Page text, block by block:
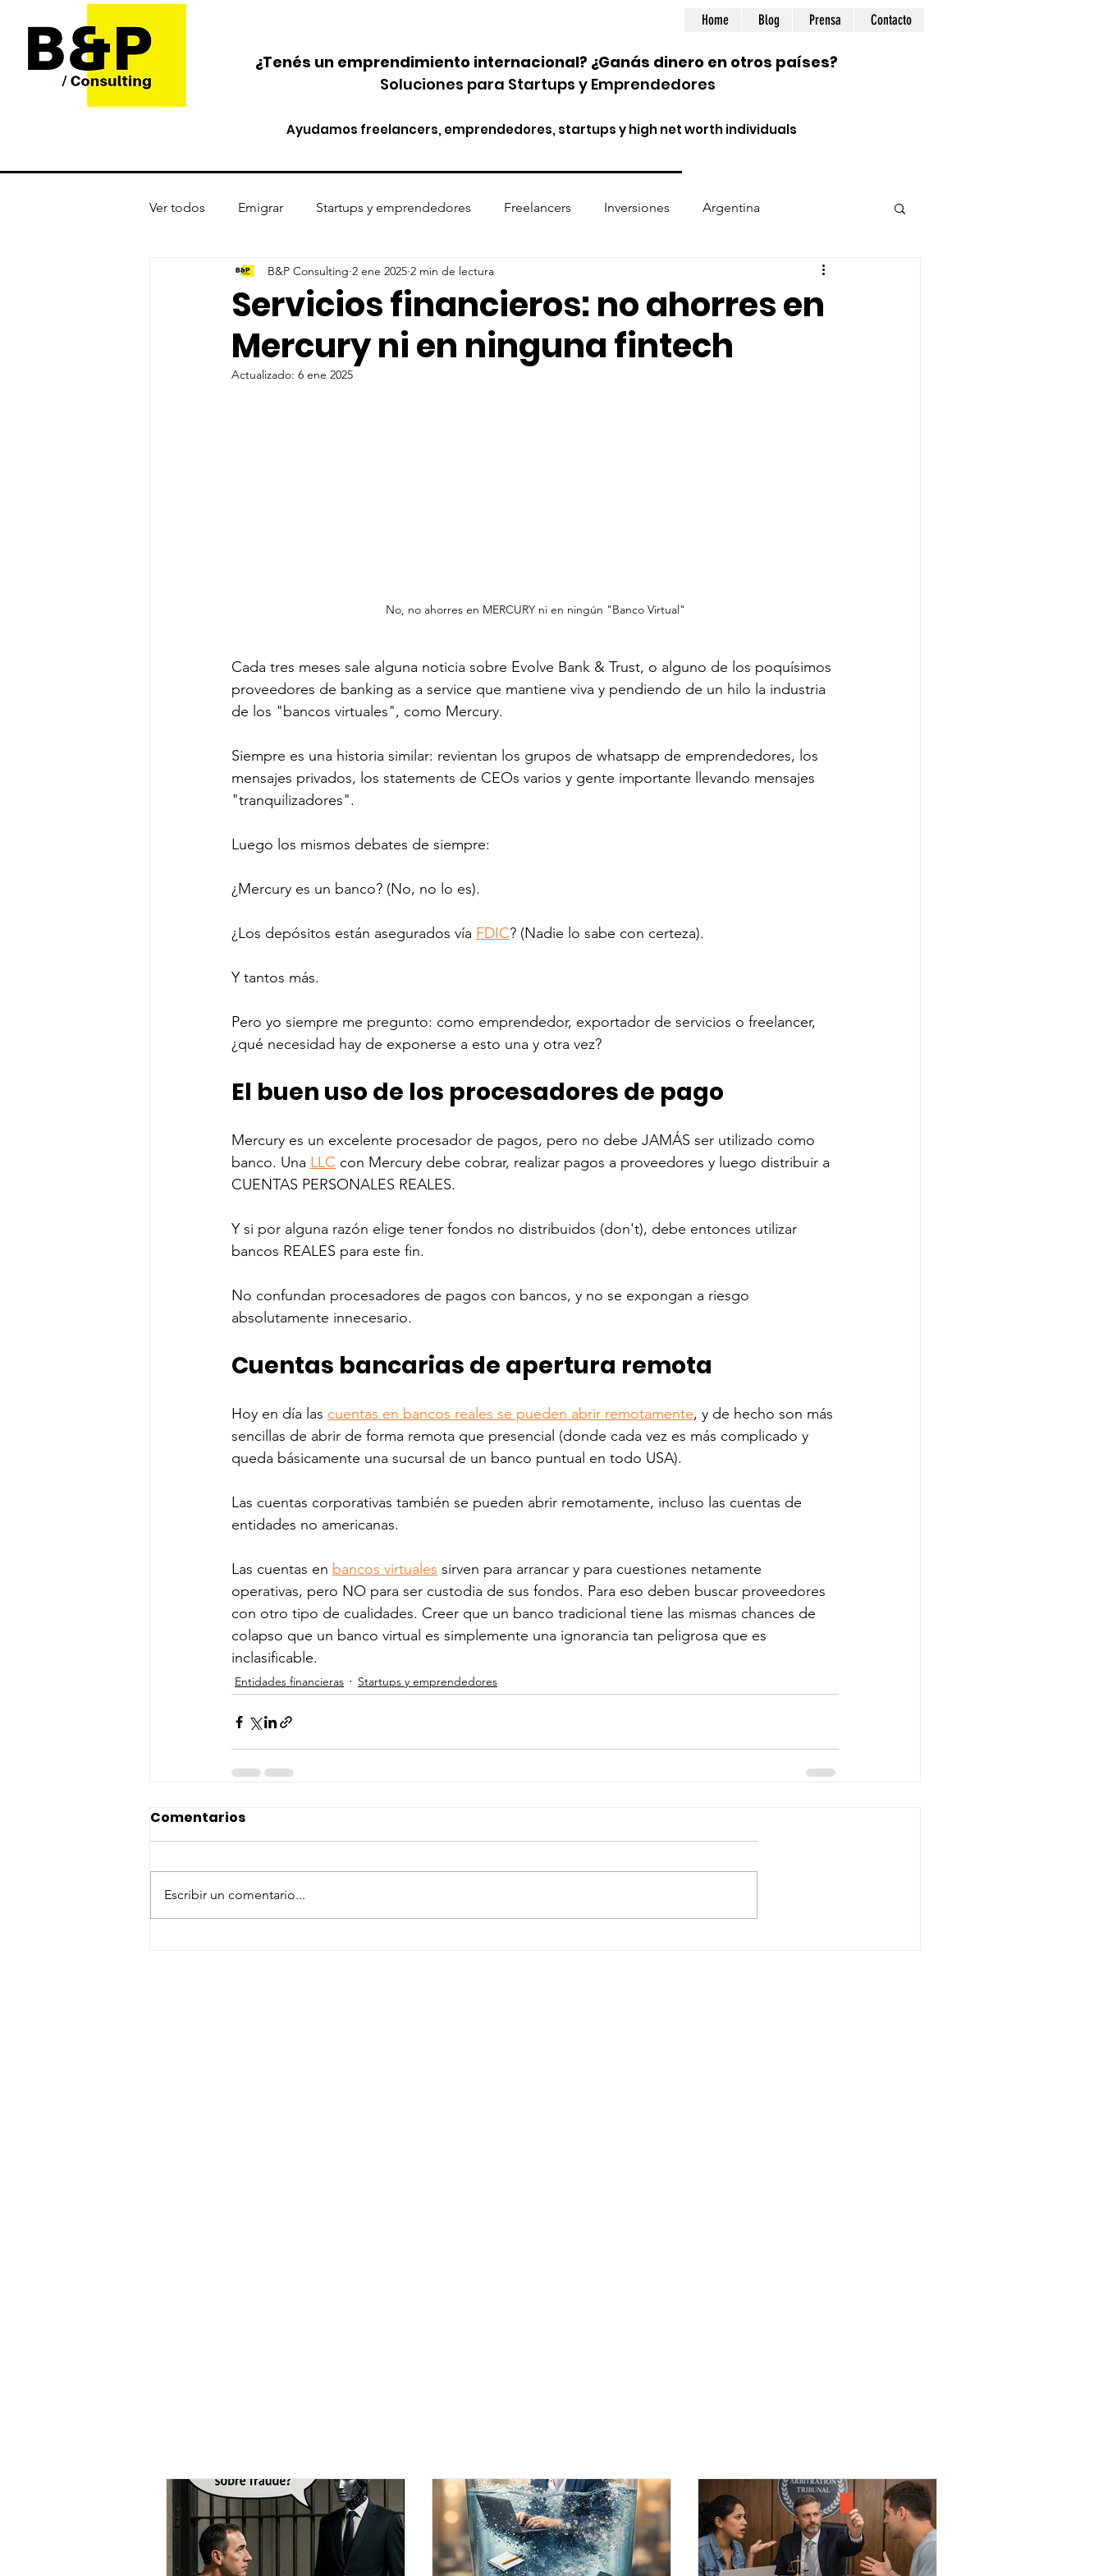
¿Tenés un emprendimiento internacional? ¿Ganás dinero en otros países?
Soluciones para Startups y Emprendedores
Ayudamos freelancers, emprendedores, startups y high net worth individuals
Home Blog Prensa Contacto
Ver todos Emigrar Startups y emprendedores Freelancers Inversiones Argentina
Protección de activos Criptomonedas Entidades financieras Prepping
Servicios financieros: no ahorres en
Mercury ni en ninguna fintech
B&P Consulting 2 ene 2025 2 min de lectura
Actualizado: 6 ene 2025
No, no ahorres en MERCURY ni en ningún "Banco Virtual"
Cada tres meses sale alguna noticia sobre Evolve Bank & Trust, o alguno de los poquísimos
proveedores de banking as a service que mantiene viva y pendiendo de un hilo la industria
de los "bancos virtuales", como Mercury.
Siempre es una historia similar: revientan los grupos de whatsapp de emprendedores, los
mensajes privados, los statements de CEOs varios y gente importante llevando mensajes
"tranquilizadores".
Luego los mismos debates de siempre:
¿Mercury es un banco? (No, no lo es).
¿Los depósitos están asegurados vía FDIC? (Nadie lo sabe con certeza).
Y tantos más.
Pero yo siempre me pregunto: como emprendedor, exportador de servicios o freelancer,
¿qué necesidad hay de exponerse a esto una y otra vez?
El buen uso de los procesadores de pago
Mercury es un excelente procesador de pagos, pero no debe JAMÁS ser utilizado como
banco. Una LLC con Mercury debe cobrar, realizar pagos a proveedores y luego distribuir a
CUENTAS PERSONALES REALES.
Y si por alguna razón elige tener fondos no distribuidos (don't), debe entonces utilizar
bancos REALES para este fin.
No confundan procesadores de pagos con bancos, y no se expongan a riesgo
absolutamente innecesario.
Cuentas bancarias de apertura remota
Hoy en día las cuentas en bancos reales se pueden abrir remotamente, y de hecho son más
sencillas de abrir de forma remota que presencial (donde cada vez es más complicado y
queda básicamente una sucursal de un banco puntual en todo USA).
Las cuentas corporativas también se pueden abrir remotamente, incluso las cuentas de
entidades no americanas.
Las cuentas en bancos virtuales sirven para arrancar y para cuestiones netamente
operativas, pero NO para ser custodia de sus fondos. Para eso deben buscar proveedores
con otro tipo de cualidades. Creer que un banco tradicional tiene las mismas chances de
colapso que un banco virtual es simplemente una ignorancia tan peligrosa que es
inclasificable.
Entidades financieras Startups y emprendedores
Comentarios
Escribir un comentario...